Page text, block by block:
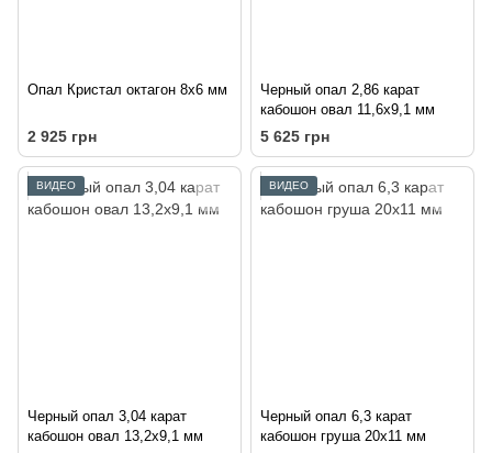
Опал Кристал октагон 8х6 мм
2 925 грн
Черный опал 2,86 карат
кабошон овал 11,6х9,1 мм
5 625 грн
ВИДЕО
Черный опал 3,04 карат
кабошон овал 13,2х9,1 мм
ВИДЕО
Черный опал 6,3 карат
кабошон груша 20х11 мм